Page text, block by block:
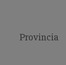
Provincia